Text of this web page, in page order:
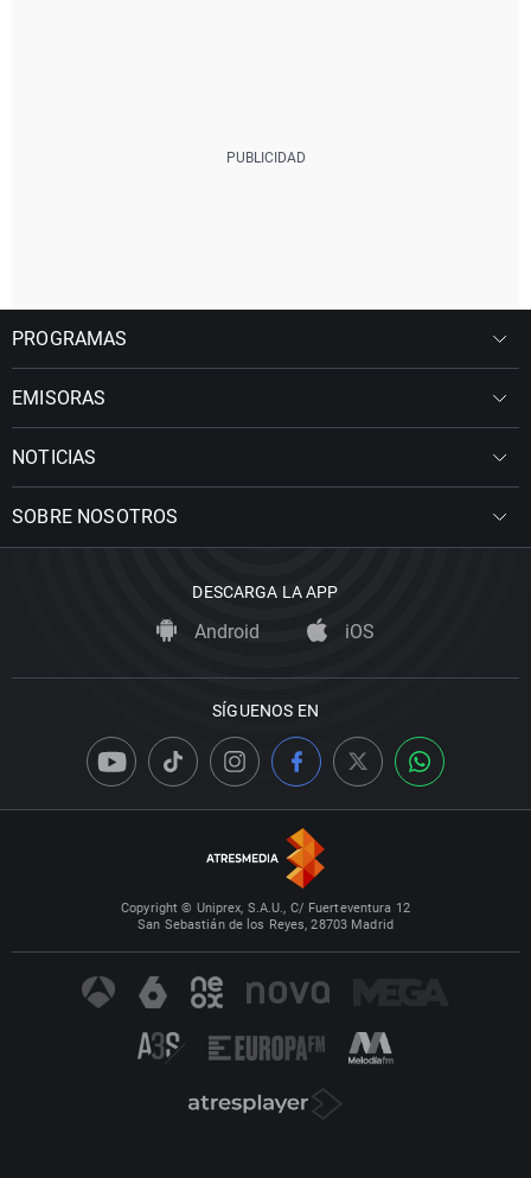
PROGRAMAS
EMISORAS
NOTICIAS
SOBRE NOSOTROS
DESCARGA LA APP
Android iOS
SÍGUENOS EN
Copyright © Uniprex, S.A.U., C/ Fuerteventura 12
San Sebastián de los Reyes, 28703 Madrid